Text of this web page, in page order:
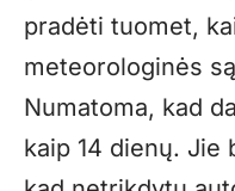
pradėti tuomet,
meteorologinės
Numatoma, kad
kaip 14 dienų. Jie